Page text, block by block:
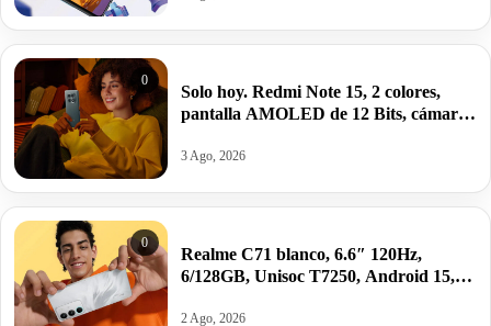
0
Solo hoy. Redmi Note 15, 2 colores,
pantalla AMOLED de 12 Bits, cámara
6000mAh por 140,97€.
3 Ago, 2026
0
Realme C71 blanco, 6.6″ 120Hz,
6/128GB, Unisoc T7250, Android 15,
2 Ago, 2026